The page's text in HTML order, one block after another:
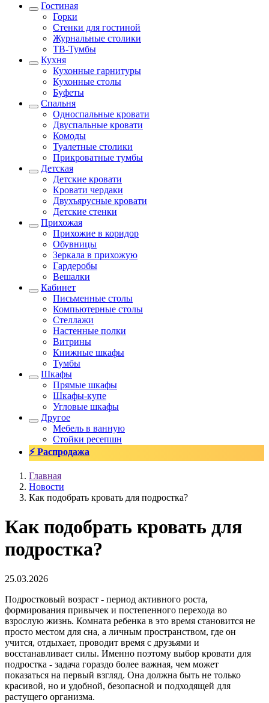
Гостиная
Горки
Стенки для гостиной
Журнальные столики
TВ-Тумбы
Кухня
Кухонные гарнитуры
Кухонные столы
Буфеты
Спальня
Односпальные кровати
Двуспальные кровати
Комоды
Туалетные столики
Прикроватные тумбы
Детская
Детские кровати
Кровати чердаки
Двухъярусные кровати
Детские стенки
Прихожая
Прихожие в коридор
Обувницы
Зеркала в прихожую
Гардеробы
Вешалки
Кабинет
Письменные столы
Компьютерные столы
Стеллажи
Настенные полки
Витрины
Книжные шкафы
Тумбы
Шкафы
Прямые шкафы
Шкафы-купе
Угловые шкафы
Другое
Мебель в ванную
Стойки ресепшн
⚡ Распродажа
Главная
Новости
Как подобрать кровать для подростка?
Как подобрать кровать для
подростка?
25.03.2026
Подростковый возраст - период активного роста,
формирования привычек и постепенного перехода во
взрослую жизнь. Комната ребенка в это время становится не
просто местом для сна, а личным пространством, где он
учится, отдыхает, проводит время с друзьями и
восстанавливает силы. Именно поэтому выбор кровати для
подростка - задача гораздо более важная, чем может
показаться на первый взгляд. Она должна быть не только
красивой, но и удобной, безопасной и подходящей для
растущего организма.